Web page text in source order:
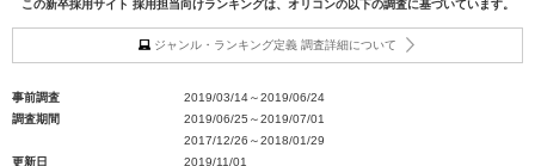
この新卒採用サイト 採用担当向けランキングは、オリコンの以下の調査に基づいています。
ジャンル・ランキング定義 調査詳細について
事前調査
2019/03/14～2019/06/24
調査期間
2019/06/25～2019/07/01
2017/12/26～2018/01/29
更新日
2019/11/01